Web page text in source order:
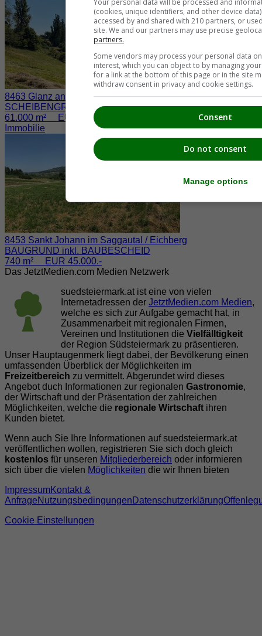
8463 Glanz an der Weinstraße / Fötschach
SCHEIBENGRUND nahe der WEINSTRASSE
61.000 m² EUR 730.000.-
Immobilie
8453 Sankt Johann im Saggautal / Eichberg
BAUGRUND inkl. BAUBESCHEID
740 m² EUR 45.000.-
Das JetztMedien.com Medien Netzwerk
suedsteiermark.at ist eine von vielen
Internetadressen der JetztMedien.com Medien,
welche es sich zur Aufgabe gemacht hat, in
Zusammenarbeit mit regionalen Firmen,
Vereinen und Institutionen die Vielfälltigkeit
der Region Südsteiermark zu präsentieren.
Unser Hauptaugenmerk liegt dabei, der Bevölkerung einen
umfassenden Überblick der Möglichkeiten im
Freizeitbereich zu vermittelt. Abgerundet wird dieses
Angebot duch Informationen zur regionalen Gastronomie,
der Wirtschaft und der Präsentation der zahlreichen
Möglichkeiten, welche die regionale Wirtschaft ihren
Kunden bietet.
Wenn auch Sie Ihre Informationen auf suedsteiermark.at
veröffentlichen wollen, registrieren Sie sich doch gleich
kostenlos für unseren Mitgliederbereich oder informieren
sich über die vielen Möglichkeiten die wir Ihnen bieten
ImpressumKontakt &
AnfrageNutzungsbedingungen Datenschutzerklärung
Cookie Einstellungen
Your personal data will be processed and
(cookies, unique identifiers, and other device
accessed by and shared with 210 partners, or
site. We and our partners may use precise
partners.
Some vendors may process your personal data
interest, which you can object to by managing
for a link at the bottom of this page or in the site
withdraw consent in privacy and cookie settings.
Consent
Do not consent
Manage options